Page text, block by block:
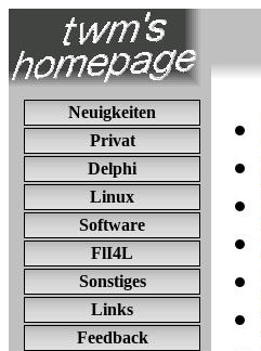
Neuigkeiten
Privat
Delphi
Linux
Software
FlI4L
Sonstiges
Links
Feedback